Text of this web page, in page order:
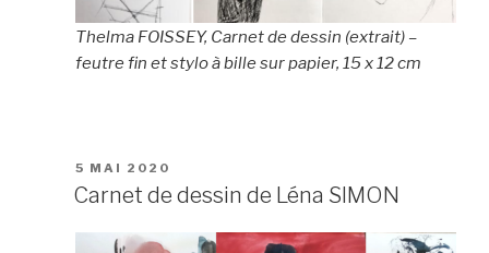
Thelma FOISSEY, Carnet de dessin (extrait) –
feutre fin et stylo à bille sur papier, 15 x 12 cm
PUBLIÉ
LE
5 MAI 2020
Carnet de dessin de Léna SIMON